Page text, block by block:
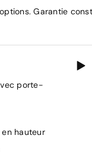
arrière avec capteur
à l'arrière avec
rabattre les sièges
Garantie
porte-
hauteur